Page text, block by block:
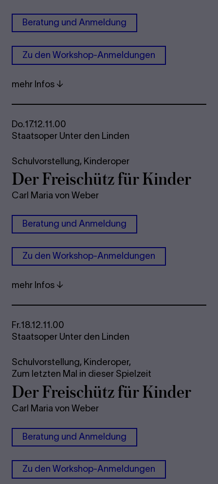
Beratung und Anmeldung
Zu den Workshop-Anmeldungen
mehr Infos
Do.17.12.11.00
Staatsoper Unter den Linden
Schulvorstellung, Kinderoper
Der Freischütz für Kinder
Carl Maria von Weber
Beratung und Anmeldung
Zu den Workshop-Anmeldungen
mehr Infos
Fr.18.12.11.00
Staatsoper Unter den Linden
Schulvorstellung, Kinderoper,
Zum letzten Mal in dieser Spielzeit
Der Freischütz für Kinder
Carl Maria von Weber
Beratung und Anmeldung
Zu den Workshop-Anmeldungen